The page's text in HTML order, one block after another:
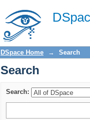
Search
DSpace Home → Search
Search
Search: